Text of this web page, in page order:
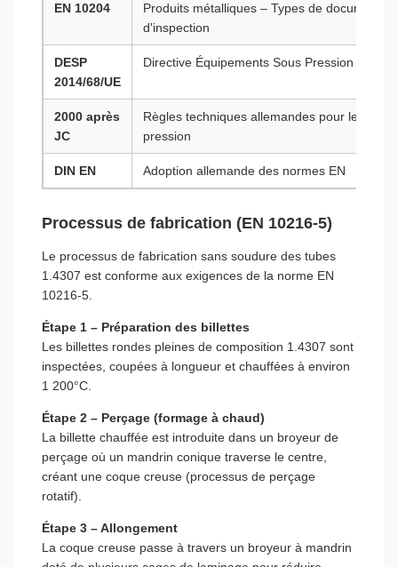
EN 10204
Produits métalliques – Types de documents
d'inspection
DESP
2014/68/UE
Directive Équipements Sous Pression
2000 après
JC
Règles techniques allemandes pour les
pression
DIN EN Adoption allemande des normes EN
Processus de fabrication (EN 10216-5)
Le processus de fabrication sans soudure des tubes
1.4307 est conforme aux exigences de la norme EN
10216-5.
Étape 1 – Préparation des billettes
Les billettes rondes pleines de composition 1.4307 sont
inspectées, coupées à longueur et chauffées à environ
1 200°C.
Étape 2 – Perçage (formage à chaud)
La billette chauffée est introduite dans un broyeur de
perçage où un mandrin conique traverse le centre,
créant une coque creuse (processus de perçage
rotatif).
Étape 3 – Allongement
La coque creuse passe à travers un broyeur à mandrin